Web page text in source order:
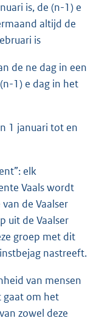
is, de (n-1) e
altijd de
is
de ne dag in een
1) e dag in het
1 januari tot en
elk
Vaals wordt
de Vaalser
uit de Vaalser
groep met dit
nastreeft.
van mensen
gaat om het
zowel deze